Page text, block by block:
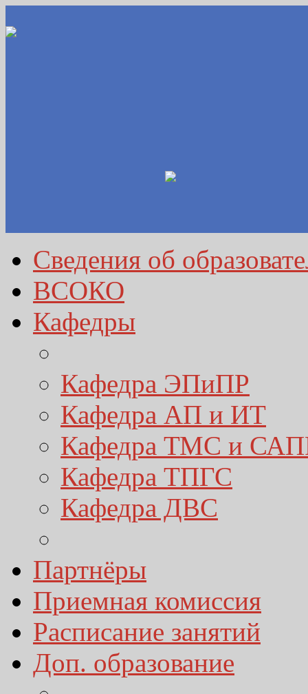
Сведения об
ВСОКО
Кафедры
Кафедра ЭПиПР
Кафедра АП и ИТ
Кафедра ТМС и
Кафедра ТПГС
Кафедра ДВС
Партнёры
Приемная комиссия
Расписание занятий
Доп. образование